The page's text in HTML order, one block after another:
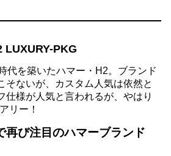
LUXURY-PKG
代を築いたハマー・H2。ブランド
そないが、カスタム人気は依然と
仕様が人気と言われるが、やはり
リー！
再び注目のハマーブランド